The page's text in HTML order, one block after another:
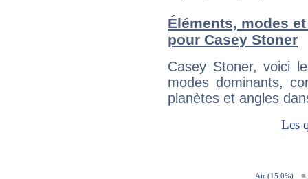
Éléments, modes
pour Casey Stoner
Casey Stoner, voici
modes dominants,
planètes et angles